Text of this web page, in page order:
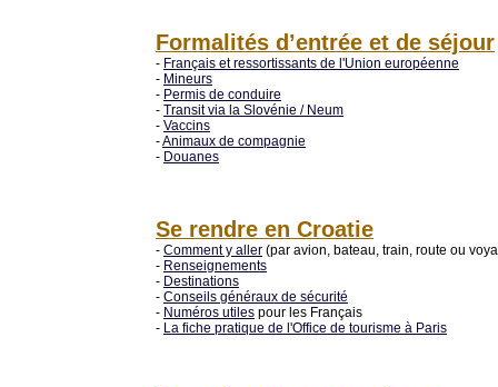
Formalités d’entrée et de séjour
- Français et ressortissants de l'Union européenne
- Mineurs
- Permis de conduire
- Transit via la Slovénie / Neum
- Vaccins
-Animaux de compagnie
- Douanes
Se rendre en Croatie
- Comment y aller (par avion, bateau, train, route ou
- Renseignements
- Destinations
- Conseils généraux de sécurité
- Numéros utiles pour les Français
- La fiche pratique de l'Office de tourisme à Paris